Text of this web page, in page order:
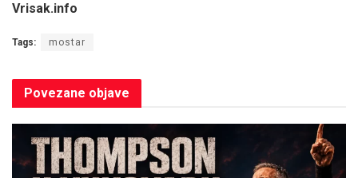
Vrisak.info
Tags: mostar
Povezane objave